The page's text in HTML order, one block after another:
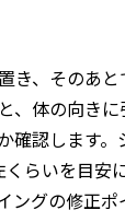
き、そのあ
、体の向き
確認します。
らいを目安
ングの修正